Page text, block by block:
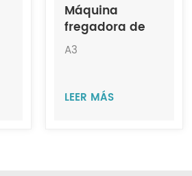
Máquina
fregadora de
suelos
A3
LEER MÁS